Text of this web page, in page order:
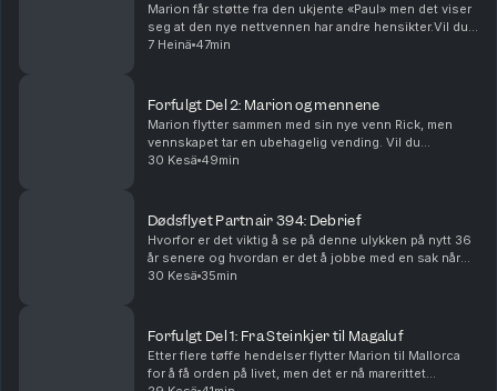
Marion får støtte fra den ukjente «Paul» men det viser
seg at den nye nettvennen har andre hensikter.Vil du
annonsere i Avhørt? Ta kontakt med vår salgspartner
7 Heinä 47min
Forfulgt Del 2: Marion og mennene
Marion flytter sammen med sin nye venn Rick, men
vennskapet tar en ubehagelig vending. Vil du
annonsere i Avhørt? Ta kontakt med vår salgspartner
30 Kesä 49min
Dødsflyet Partnair 394: Debrief
Hvorfor er det viktig å se på denne ulykken på nytt 36
år senere og hvordan er det å jobbe med en sak når
det er så mange som ikke ønsker å snakke?
30 Kesä 35min
Forfulgt Del 1: Fra Steinkjer til Magaluf
Etter flere tøffe hendelser flytter Marion til Mallorca
for å få orden på livet, men det er nå marerittet